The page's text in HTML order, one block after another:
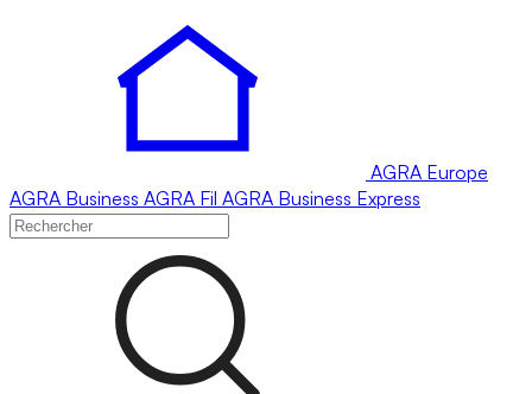
AGRA Europe
AGRA Business AGRA Fil AGRA Business Express